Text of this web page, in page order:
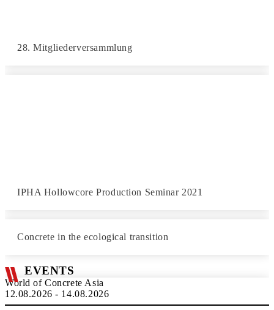
28. Mitgliederversammlung
IPHA Hollowcore Production Seminar 2021
Concrete in the ecological transition
EVENTS
World of Concrete Asia
12.08.2026 - 14.08.2026